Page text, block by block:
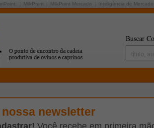
MilkPoint MilkPoint Mercado Inteligência de Mercado
Buscar
nossa newsletter
Você recebe em primeira